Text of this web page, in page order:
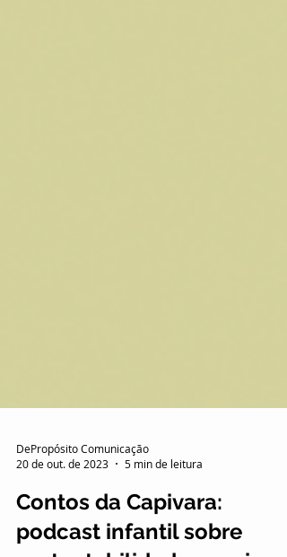
20 de out. de 2023
5 min de leitura
Contos da Capivara: